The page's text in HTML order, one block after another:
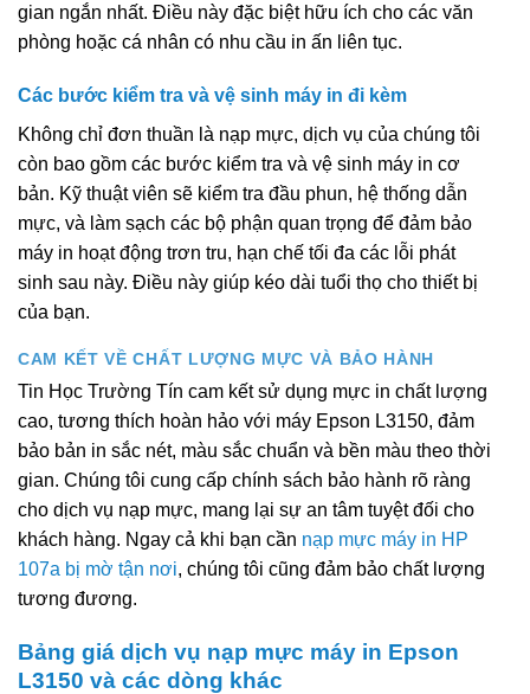
gian ngắn nhất. Điều này đặc biệt hữu ích cho các văn
phòng hoặc cá nhân có nhu cầu in ấn liên tục.
Các bước kiểm tra và vệ sinh máy in đi kèm
Không chỉ đơn thuần là nạp mực, dịch vụ của chúng tôi
còn bao gồm các bước kiểm tra và vệ sinh máy in cơ
bản. Kỹ thuật viên sẽ kiểm tra đầu phun, hệ thống dẫn
mực, và làm sạch các bộ phận quan trọng để đảm bảo
máy in hoạt động trơn tru, hạn chế tối đa các lỗi phát
sinh sau này. Điều này giúp kéo dài tuổi thọ cho thiết bị
của bạn.
CAM KẾT VỀ CHẤT LƯỢNG MỰC VÀ BẢO HÀNH
Tin Học Trường Tín cam kết sử dụng mực in chất lượng
cao, tương thích hoàn hảo với máy Epson L3150, đảm
bảo bản in sắc nét, màu sắc chuẩn và bền màu theo thời
gian. Chúng tôi cung cấp chính sách bảo hành rõ ràng
cho dịch vụ nạp mực, mang lại sự an tâm tuyệt đối cho
khách hàng. Ngay cả khi bạn cần nạp mực máy in HP
107a bị mờ tận nơi, chúng tôi cũng đảm bảo chất lượng
tương đương.
Bảng giá dịch vụ nạp mực máy in Epson
L3150 và các dòng khác